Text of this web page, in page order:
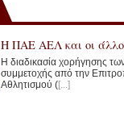
Η ΠΑΕ ΑΕΛ και οι
Η διαδικασία χορήγησης
συμμετοχής από την
Αθλητισμού ([...]